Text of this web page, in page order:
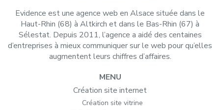
Evidence est une agence web en Alsace située dans le
Haut-Rhin (68) à Altkirch et dans le Bas-Rhin (67) à
Sélestat. Depuis 2011, l’agence a aidé des centaines
d’entreprises à mieux communiquer sur le web pour qu’elles
augmentent leurs chiffres d’affaires.
MENU
Création site internet
Création site vitrine